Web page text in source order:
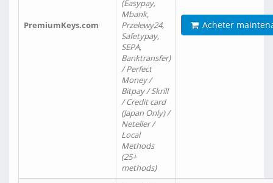
PremiumKeys.com
(Easypay,
Mbank,
Przelewy24,
Safetypay,
SEPA,
Banktransfer)
/ Perfect
Money /
Bitpay / Skrill
/ Credit card
(Japan Only) /
Neteller /
Local
Methods
(25+
methods)
Acheter